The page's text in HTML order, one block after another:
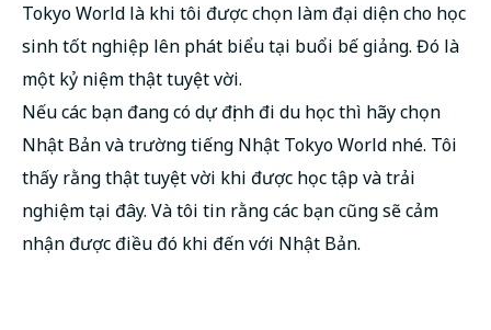
Tokyo World là khi tôi được chọn làm đại diện cho học
sinh tốt nghiệp lên phát biểu tại buổi bế giảng. Đó là
một kỷ niệm thật tuyệt vời.
Nếu các bạn đang có dự định đi du học thì hãy chọn
Nhật Bản và trường tiếng Nhật Tokyo World nhé. Tôi
thấy rằng thật tuyệt vời khi được học tập và trải
nghiệm tại đây. Và tôi tin rằng các bạn cũng sẽ cảm
nhận được điều đó khi đến với Nhật Bản.